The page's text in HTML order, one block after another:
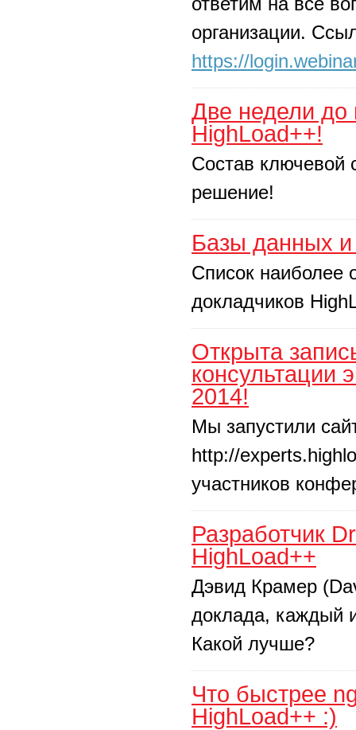
организации.
https://
Две недели
HighLoad++!
Состав ключевой
решение!
Базы данных
Список наиболее
докладчиков
Открыта
консультации
2014!
Мы запустили
http://
участников
Разработчик
HighLoad++
Дэвид Крамер
доклада, каждый
Какой лучше?
Что быстрее
HighLoad++ :)